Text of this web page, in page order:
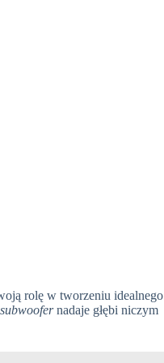
rolę w tworzeniu idealnego
subwoofernadaje głębi niczym